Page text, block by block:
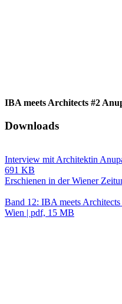
IBA meets Architects #2
Downloads
Interview mit Architektin
691 KB
Erschienen in der Wiener
Band 12: IBA meets
Wien | pdf, 15 MB